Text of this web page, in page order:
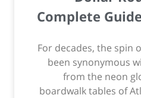
Complete
For decades, the spin
been synonymous
from the neon
boardwalk tables of